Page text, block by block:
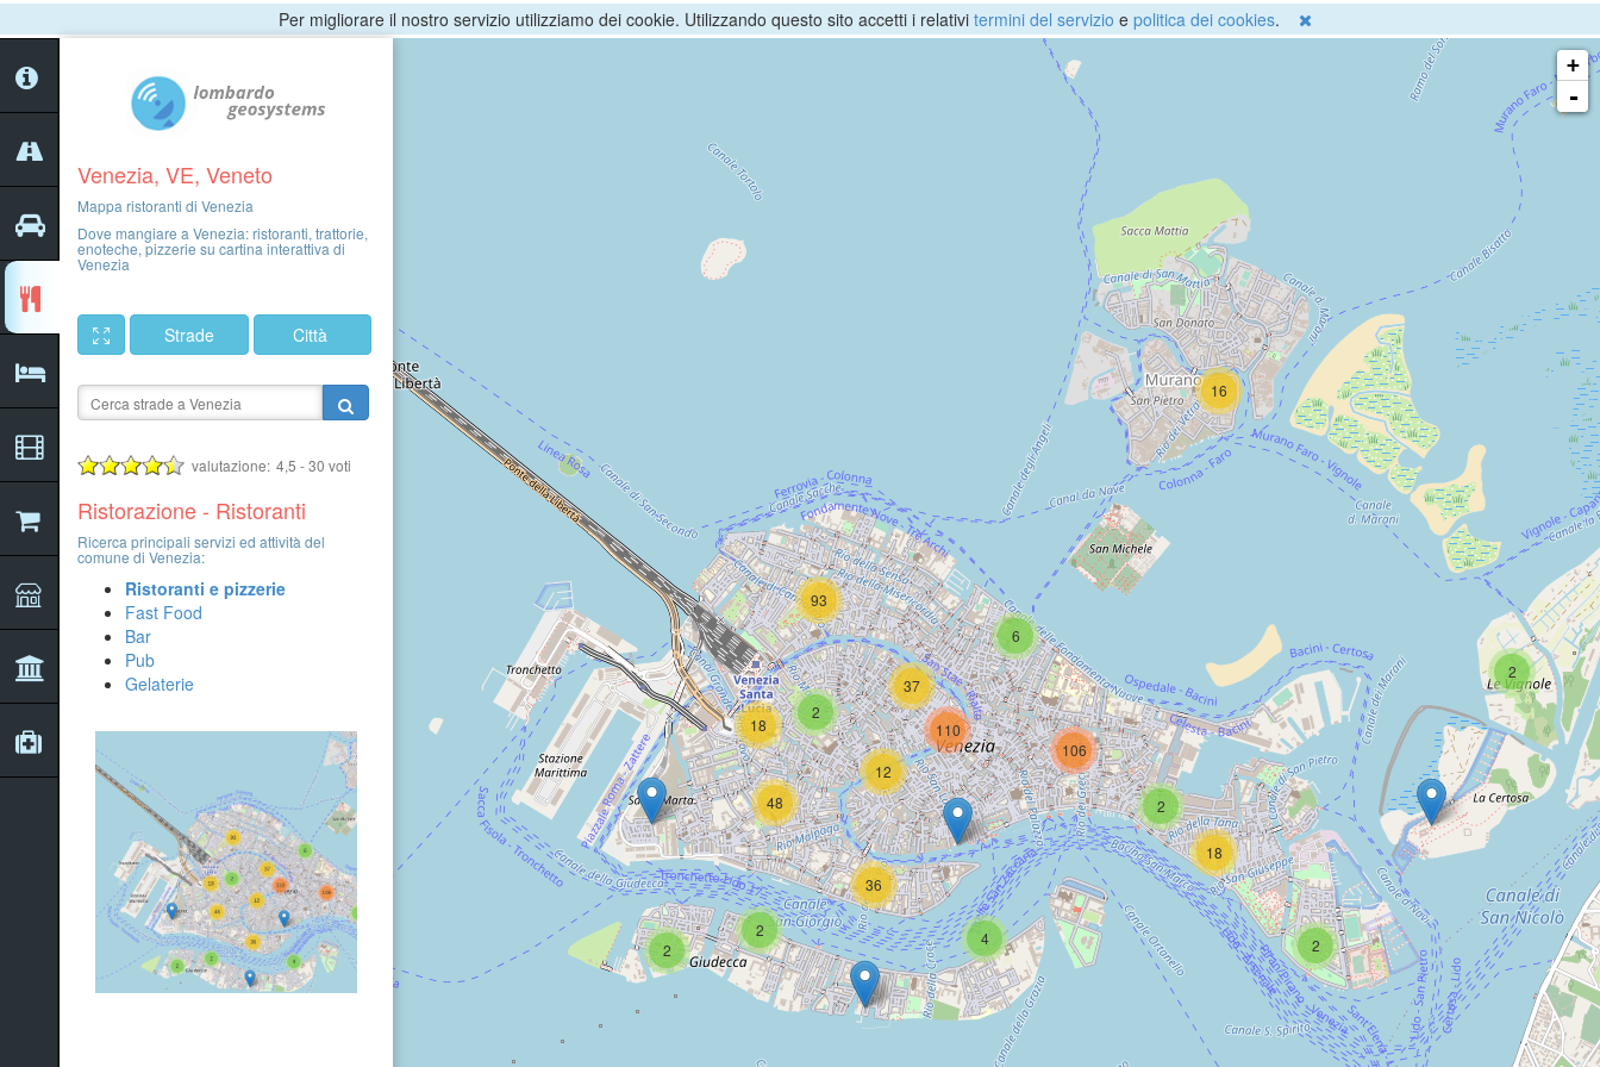
Per migliorare il nostro servizio utilizziamo dei cookie. Utilizzando questo sito accetti i relativi termini del servizio e politica dei cookies.
2
2
2
18
16
2
2 4
12
48
36
6
110
106
2
18
37
93
+
-
Venezia, VE, Veneto
Mappa ristoranti di Venezia
Dove mangiare a Venezia: ristoranti, trattorie,
enoteche, pizzerie su cartina interattiva di
Venezia
Strade Città
valutazione: 4,5 -30 voti
Ristorazione - Ristoranti
Ricerca principali servizi ed attività del
comune di Venezia:
Ristoranti e pizzerie
Fast Food
Bar
Pub
Gelaterie